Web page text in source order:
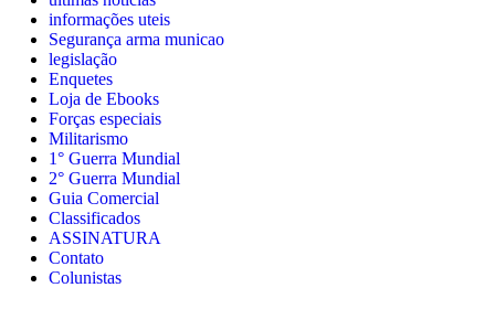
informações uteis
Segurança arma municao
legislação
Enquetes
Loja de Ebooks
Forças especiais
Militarismo
1° Guerra Mundial
2° Guerra Mundial
Guia Comercial
Classificados
ASSINATURA
Contato
Colunistas